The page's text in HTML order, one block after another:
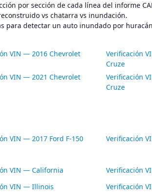
por sección de cada línea del informe
vs chatarra vs inundación.
para detectar un auto inundado por
VIN — 2016 Chevrolet
Verificación
Cruze
VIN — 2021 Chevrolet
Verificación
Cruze
VIN — 2017 Ford F-150 Verificación
VIN — California Verificación
VIN — Illinois Verificación